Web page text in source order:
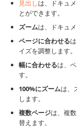
見出しは、ドキュ
とができます。
ズームは、ドキュ
ページに合わせる
イズを調整します。
幅に合わせるは、
す。
100%にズームは、
します。
複数ページは、複
替えます。